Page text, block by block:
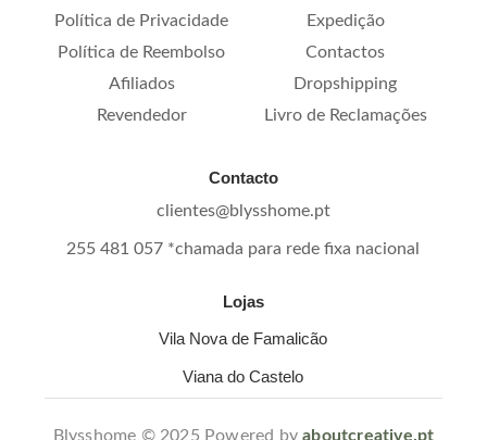
Política de Privacidade
Expedição
Política de Reembolso
Contactos
Afiliados
Dropshipping
Revendedor
Livro de Reclamações
Contacto
clientes@blysshome.pt
255 481 057 *chamada para rede fixa nacional
Lojas
Vila Nova de Famalicão
Viana do Castelo
Blysshome © 2025 Powered byaboutcreative.pt